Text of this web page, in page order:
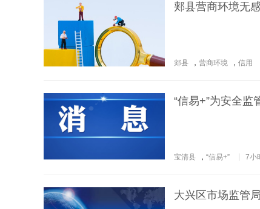
郏县营商环境无
郏县 ， 营商环境 ， 信用
“信易+”为安全监
宝清县 ， “信易+” 7小
大兴区市场监管